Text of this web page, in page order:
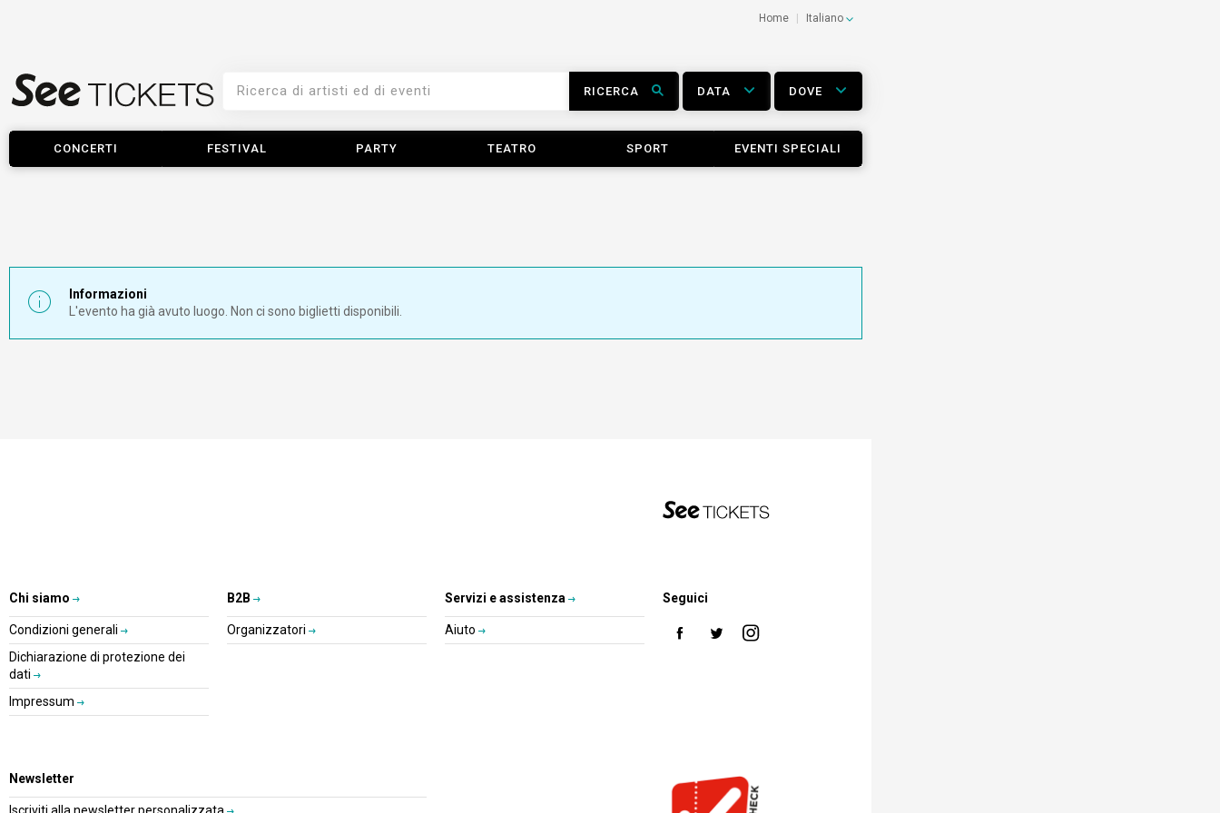
Home Italiano
RICERCA DATA DOVE
CONCERTI FESTIVAL PARTY TEATRO SPORT EVENTI SPECIALI
Informazioni
L'evento ha già avuto luogo. Non ci sono biglietti disponibili.
Chi siamo
Condizioni generali
Dichiarazione di protezione dei
dati
Impressum
B2B
Organizzatori
Servizi e assistenza
Aiuto
Seguici
Newsletter